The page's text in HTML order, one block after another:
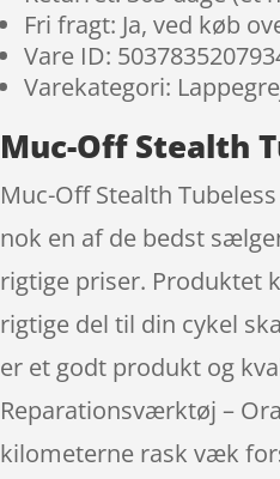
Fri fragt: Ja, ved køb
Vare ID:
Varekategori:
Muc-Off Stealth
Muc-Off Stealth
nok en af de bedst
rigtige priser. Produktet
rigtige del til din cykel
er et godt produkt og
Reparationsværktøj –
kilometerne rask væk